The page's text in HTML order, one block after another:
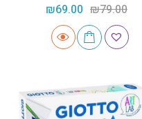
₪79.00
₪69.00